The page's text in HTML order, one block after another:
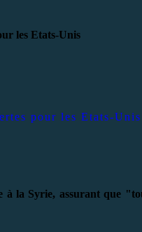
pour les Etats-Unis
la Syrie, assurant que